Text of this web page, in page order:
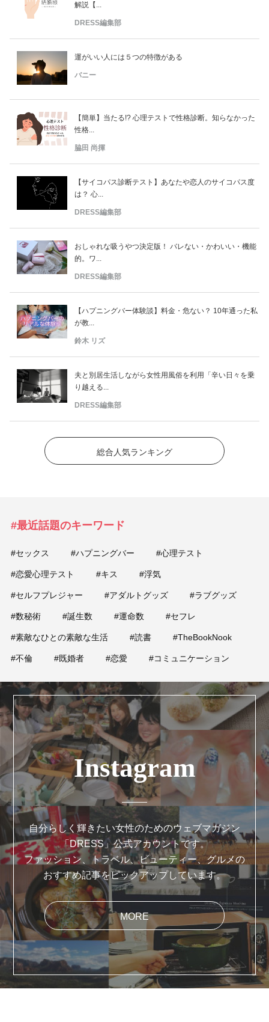
解説【...
DRESS編集部
運がいい人には５つの特徴がある
バニー
【簡単】当たる!? 心理テストで性格診断。知らなかった
性格...
脇田 尚揮
【サイコパス診断テスト】あなたや恋人のサイコパス度
は？ 心...
DRESS編集部
おしゃれな吸うやつ決定版！ バレない・かわいい・機能
的。ワ...
DRESS編集部
【ハプニングバー体験談】料金・危ない？ 10年通った私
が教...
鈴木 リズ
夫と別居生活しながら女性用風俗を利用「辛い日々を乗
り越える...
DRESS編集部
総合人気ランキング
#最近話題のキーワード
#セックス #ハプニングバー #心理テスト
#恋愛心理テスト #キス #浮気
#セルフプレジャー #アダルトグッズ #ラブグッズ
#数秘術 #誕生数 #運命数 #セフレ
#素敵なひとの素敵な生活 #読書 #TheBookNook
#不倫 #既婚者 #恋愛 #コミュニケーション
Instagram
自分らしく輝きたい女性のためのウェブマガジン
「DRESS」公式アカウントです。
ファッション、トラベル、ビューティー、グルメの
おすすめ記事をピックアップしています。
MORE